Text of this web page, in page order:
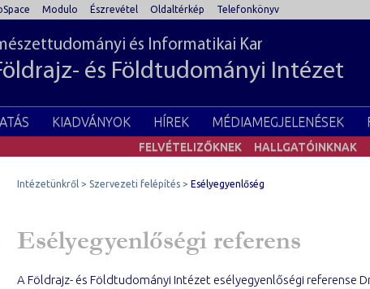
Modulo Észrevétel Oldaltérkép Telefonkönyv
és Informatikai Kar
és Földtudományi Intézet
KIADVÁNYOK HÍREK MÉDIAMEGJELENÉSEK
FELVÉTELIZŐKNEK HALLGATÓINKNAK
Intézetünkről Szervezeti felépítés Esélyegyenlőség
Esélyegyenlőségi referens
A Földrajz- és Földtudományi Intézet esélyegyenlőségi referense